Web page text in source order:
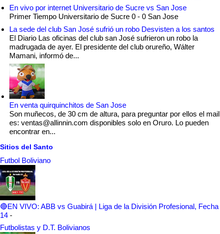
En vivo por internet Universitario de Sucre vs San Jose
Primer Tiempo Universitario de Sucre 0 - 0 San Jose
La sede del club San José sufrió un robo Desvisten a los santos
El Diario Las oficinas del club san José sufrieron un robo la
madrugada de ayer. El presidente del club orureño, Wálter
Mamani, informó de...
En venta quirquinchitos de San Jose
Son muñecos, de 30 cm de altura, para preguntar por ellos el mail
es: ventas@allinnin.com disponibles solo en Oruro. Lo pueden
encontrar en...
Sitios del Santo
Futbol Boliviano
🔴EN VIVO: ABB vs Guabirá | Liga de la División Profesional, Fecha
14 -
Futbolistas y D.T. Bolivianos